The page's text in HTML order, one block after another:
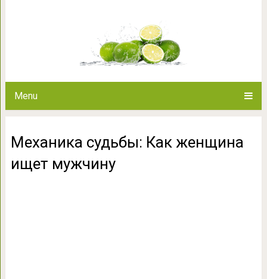
Menu
Механика судьбы: Как женщина
ищет мужчину